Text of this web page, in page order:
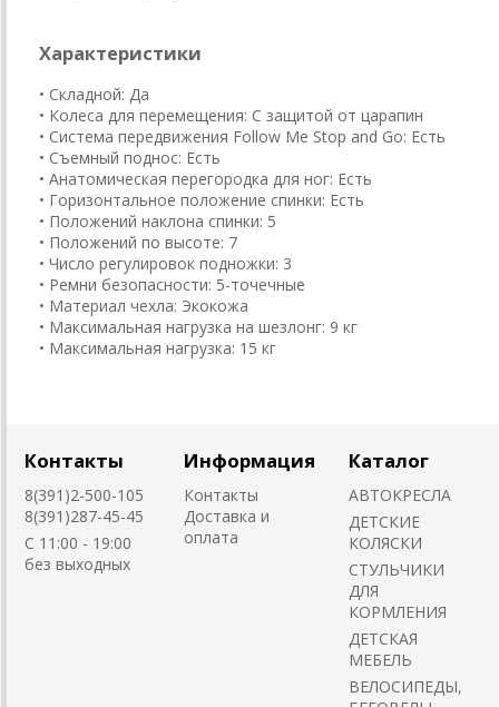
Характеристики
• Складной: Да
• Колеса для перемещения: С защитой от царапин
• Система передвижения Follow Me Stop and Go: Есть
• Съемный поднос: Есть
• Анатомическая перегородка для ног: Есть
• Горизонтальное положение спинки: Есть
• Положений наклона спинки: 5
• Положений по высоте: 7
• Число регулировок подножки: 3
• Ремни безопасности: 5-точечные
• Материал чехла: Экокожа
• Максимальная нагрузка на шезлонг: 9 кг
• Максимальная нагрузка: 15 кг
Контакты
8(391)2-500-105
8(391)287-45-45
C 11:00 - 19:00
без выходных
Информация
Контакты
Доставка и
оплата
Каталог
АВТОКРЕСЛА
ДЕТСКИЕ
КОЛЯСКИ
CТУЛЬЧИКИ
ДЛЯ
КОРМЛЕНИЯ
ДЕТСКАЯ
МЕБЕЛЬ
ВЕЛОСИПЕДЫ,